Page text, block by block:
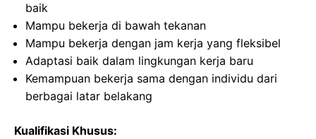
baik
Mampu bekerja di bawah tekanan
Mampu bekerja dengan jam kerja yang fleksibel
Adaptasi baik dalam lingkungan kerja baru
Kemampuan bekerja sama dengan individu dari
berbagai latar belakang
Kualifikasi Khusus: